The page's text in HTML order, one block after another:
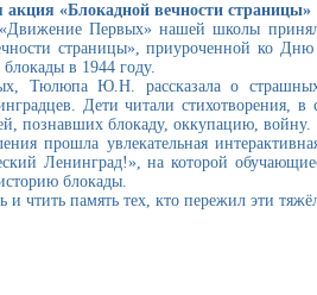
акция «Блокадной вечности страницы»
Первых» нашей школы
страницы», приуроченной ко
в 1944 году.
Тюлюпа Ю.Н. рассказала о
Дети читали стихотворения,
познавших блокаду, оккупацию, войну.
прошла увлекательная
Ленинград!», на которой
блокады.
чтить память тех, кто пережил эти